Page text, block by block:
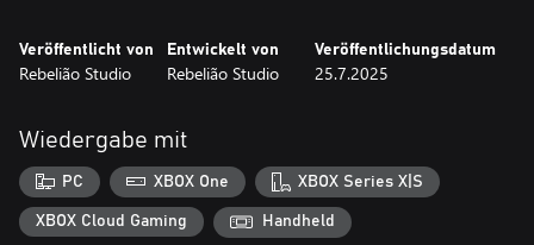
Veröffentlicht von
Rebelião Studio
Entwickelt von
Rebelião Studio
Veröffentlichungsdatum
25.7.2025
Wiedergabe mit
PC XBOX One XBOX Series X|S
XBOX Cloud Gaming Handheld